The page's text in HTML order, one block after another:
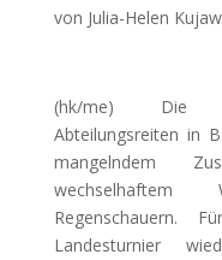
von Julia-Helen Kujaw
(hk/me) Die
Abteilungsreiten in
mangelndem
Landesturnier